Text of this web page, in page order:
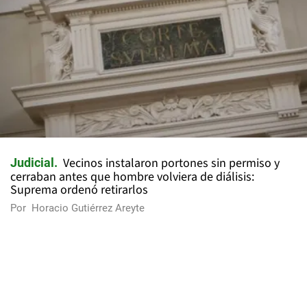
Judicial
Vecinos instalaron portones sin permiso y
cerraban antes que hombre volviera de diálisis:
Suprema ordenó retirarlos
Por Horacio Gutiérrez Areyte